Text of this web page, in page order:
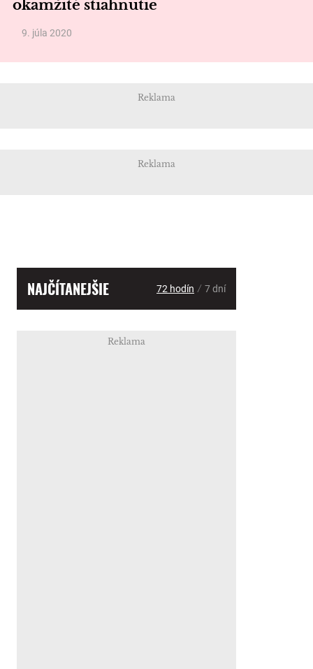
okamžité stiahnutie
9. júla 2020
Reklama
Reklama
NAJČÍTANEJŠIE 72 hodín / 7 dní
Reklama